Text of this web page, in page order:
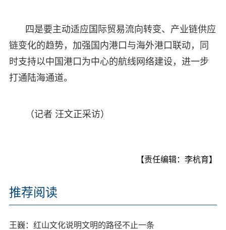
四是要主动适应国际贸易流向转变、产业链供应
链变化的趋势，加强国内港口与海外港口联动，同
时支持以中国港口为中心的航线网络建设，进一步
打通陆海通道。
（记者 汪文正采访）
【责任编辑：李杭育】
推荐阅读
王巍：红山文化说明文明的路径不止一条